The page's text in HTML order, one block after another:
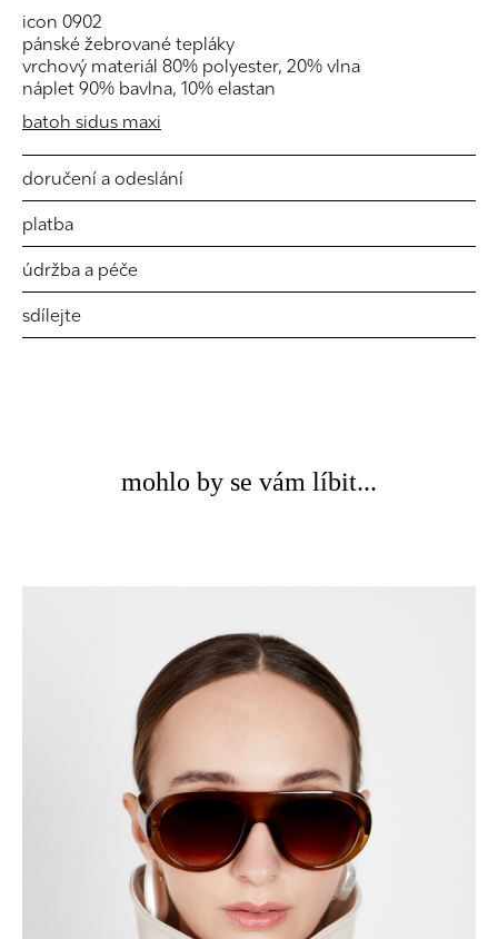
icon 0902
pánské žebrované tepláky
vrchový materiál 80% polyester, 20% vlna
náplet 90% bavlna, 10% elastan
batoh sidus maxi
doručení a odeslání
platba
údržba a péče
sdílejte
mohlo by se vám líbit...